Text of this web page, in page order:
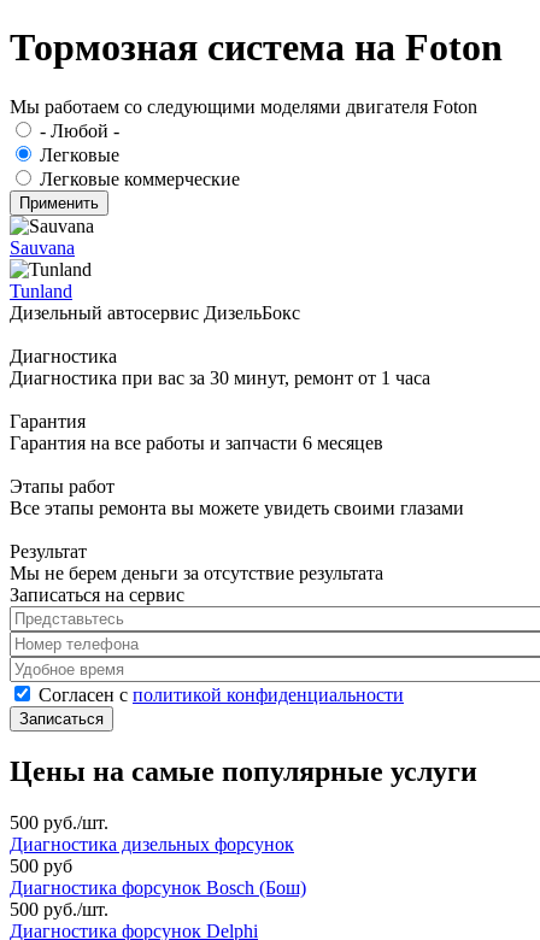
Тормозная система на Foton
Мы работаем со следующими моделями двигателя Foton
- Любой -
Легковые
Легковые коммерческие
Sauvana
Tunland
Дизельный автосервис ДизельБокс
Диагностика
Диагностика при вас за 30 минут, ремонт от 1 часа
Гарантия
Гарантия на все работы и запчасти 6 месяцев
Этапы работ
Все этапы ремонта вы можете увидеть своими глазами
Результат
Мы не берем деньги за отсутствие результата
Записаться на сервис
Представьтесь
Номер телефона
Удобное время
Согласен с политикой конфиденциальности*
Согласен с политикой конфиденциальности
Цены на самые популярные услуги
500 руб./шт.
Диагностика дизельных форсунок
500 руб
Диагностика форсунок Bosch (Бош)
500 руб./шт.
Диагностика форсунок Delphi